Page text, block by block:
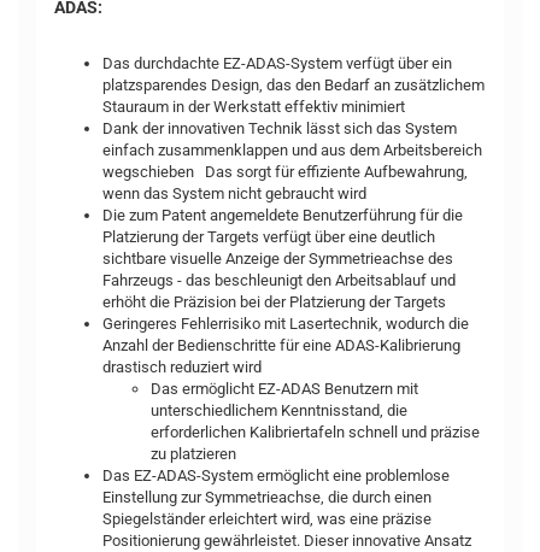
ADAS:
Das durchdachte EZ-ADAS-System verfügt über ein
platzsparendes Design, das den Bedarf an zusätzlichem
Stauraum in der Werkstatt effektiv minimiert
Dank der innovativen Technik lässt sich das System
einfach zusammenklappen und aus dem Arbeitsbereich
wegschieben Das sorgt für effiziente Aufbewahrung,
wenn das System nicht gebraucht wird
Die zum Patent angemeldete Benutzerführung für die
Platzierung der Targets verfügt über eine deutlich
sichtbare visuelle Anzeige der Symmetrieachse des
Fahrzeugs - das beschleunigt den Arbeitsablauf und
erhöht die Präzision bei der Platzierung der Targets
Geringeres Fehlerrisiko mit Lasertechnik, wodurch die
Anzahl der Bedienschritte für eine ADAS-Kalibrierung
drastisch reduziert wird
Das ermöglicht EZ-ADAS Benutzern mit
unterschiedlichem Kenntnisstand, die
erforderlichen Kalibriertafeln schnell und präzise
zu platzieren
Das EZ-ADAS-System ermöglicht eine problemlose
Einstellung zur Symmetrieachse, die durch einen
Spiegelständer erleichtert wird, was eine präzise
Positionierung gewährleistet. Dieser innovative Ansatz